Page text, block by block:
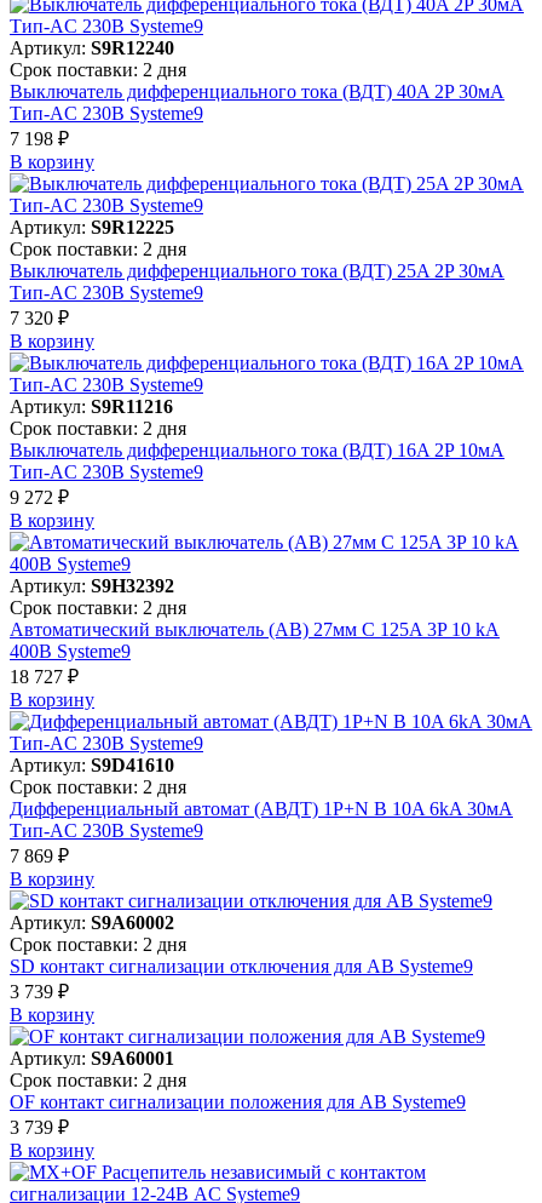
Артикул: S9R12240
Срок поставки: 2 дня
Выключатель дифференциального тока (ВДТ) 40A 2P 30мА
Тип-AC 230В Systeme9
7 198 ₽
В корзинy
Артикул: S9R12225
Срок поставки: 2 дня
Выключатель дифференциального тока (ВДТ) 25A 2P 30мА
Тип-AC 230В Systeme9
7 320 ₽
В корзинy
Артикул: S9R11216
Срок поставки: 2 дня
Выключатель дифференциального тока (ВДТ) 16A 2P 10мА
Тип-AC 230В Systeme9
9 272 ₽
В корзинy
Артикул: S9H32392
Срок поставки: 2 дня
Автоматический выключатель (АВ) 27мм C 125A 3P 10 kA
400В Systeme9
18 727 ₽
В корзинy
Артикул: S9D41610
Срок поставки: 2 дня
Дифференциальный автомат (АВДТ) 1P+N B 10A 6kA 30мА
Тип-AC 230В Systeme9
7 869 ₽
В корзинy
Артикул: S9A60002
Срок поставки: 2 дня
SD контакт сигнализации отключения для АВ Systeme9
3 739 ₽
В корзинy
Артикул: S9A60001
Срок поставки: 2 дня
OF контакт сигнализации положения для АВ Systeme9
3 739 ₽
В корзинy